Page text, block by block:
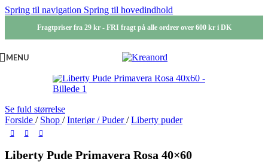
Spring til navigation Spring til hovedindhold
Fragtpriser fra 29 kr - FRI fragt på alle ordrer over 600 kr i DK
MENU
Se fuld størrelse
Forside / Shop / Interiør / Puder/ Liberty puder
Liberty Pude Primavera Rosa 40×60